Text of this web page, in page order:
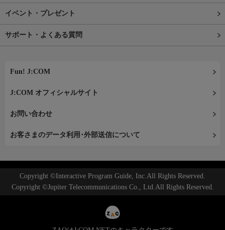
イベント・プレゼント
サポート・よくある質問
Fun! J:COM
J:COM オフィシャルサイト
お問い合わせ
お客さまのデータ利用･外部送信について
Copyright ©Interactive Program Guide, Inc.All Rights Reserved.
Copyright ©Jupiter Telecommunications Co., Ltd.All Rights Reserved.